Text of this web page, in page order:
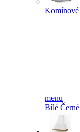
Komínové
menu
Bílé Černé